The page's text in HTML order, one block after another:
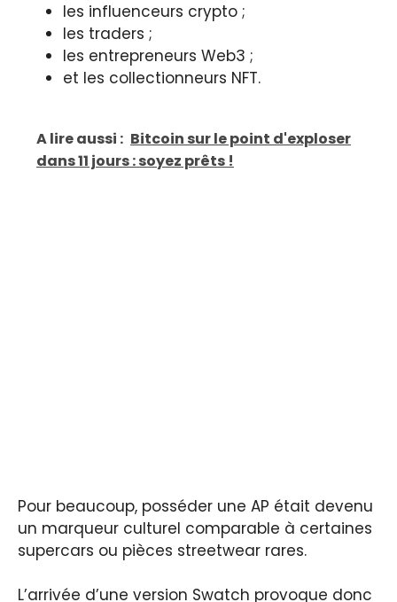
les influenceurs crypto ;
les traders ;
les entrepreneurs Web3 ;
et les collectionneurs NFT.
A lire aussi : Bitcoin sur le point d'exploser
dans 11 jours : soyez prêts !
Pour beaucoup, posséder une AP était devenu
un marqueur culturel comparable à certaines
supercars ou pièces streetwear rares.
L’arrivée d’une version Swatch provoque donc